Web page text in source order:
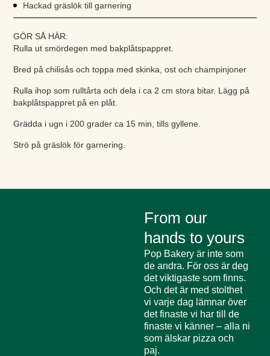
Hackad gräslök till garnering
GÖR SÅ HÄR:
Rulla ut smördegen med bakplåtspappret.
Bred på chilisås och toppa med skinka, ost och champinjoner
Rulla ihop som rulltårta och dela i ca 2 cm stora bitar. Lägg på
bakplåtspappret på en plåt.
Grädda i ugn i 200 grader ca 15 min, tills gyllene.
Strö på gräslök för garnering.
From our
hands to yours
Pop Bakery är inte som
de andra. För oss är deg
det viktigaste som finns.
Och det är med stolthet
vi varje dag lämnar över
det finaste vi har till de
finaste vi känner – alla ni
som älskar pizza och
paj.